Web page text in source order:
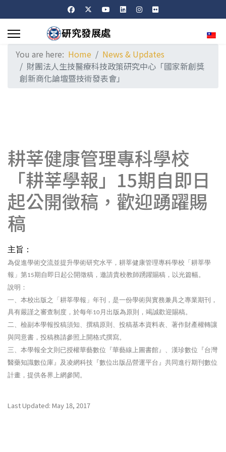
You are here: Home
News & Updates
財團法人生技醫療科技政策研究中心「國家新創獎
創新商化論壇暨技術發表會」
耕莘健康管理專科學校
「耕莘學報」15期自即日
起公開徵稿，歡迎踴躍賜
稿
主旨：
為促進學術交流並提升學術研究水平，耕莘健康管理專科學校「耕莘學
報」第15期自即日起公開徵稿，邀請貴校教師踴躍賜稿，以光篇幅。
說明：
一、本校出版之「耕莘學報」年刊，是一份學術與實務兼具之專業期刊，
具有嚴謹之審查制度，於每年10月出版為原則，竭誠歡迎賜稿。
二、檢副本學報投稿須知、撰稿原則、投稿基本資料表、著作財產權轉讓
與同意書，投稿務請參照上開格式撰寫。
三、本學報全文則已授權華藝數位『華藝線上圖書館』、漢珍數位『台灣
醫藥知識數位庫』及凌網科技『數位出版品營運平台』共同進行期刊數位
計畫，提供各界上網參閱。
Last Updated: May 18, 2017